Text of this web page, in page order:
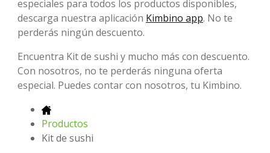
especiales para todos los productos disponibles,
descarga nuestra aplicación Kimbino app. No te
perderás ningún descuento.
Encuentra Kit de sushi y mucho más con descuento.
Con nosotros, no te perderás ninguna oferta
especial. Puedes contar con nosotros, tu Kimbino.
Productos
Kit de sushi